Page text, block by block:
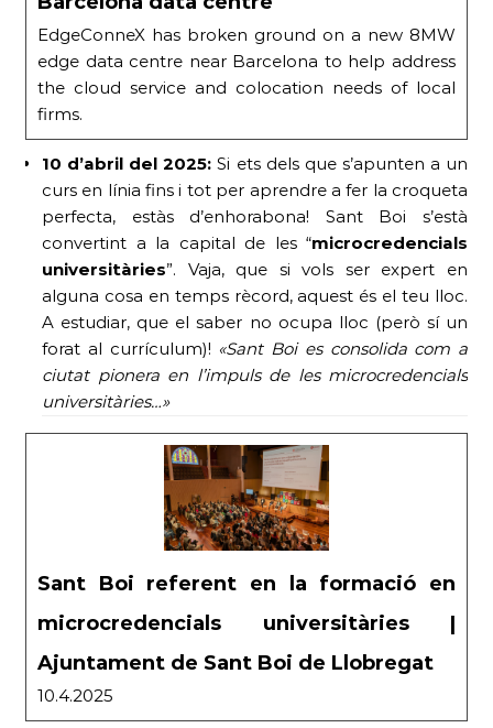
EdgeConneX has broken ground on a new 8MW
edge data centre near Barcelona to help address
the cloud service and colocation needs of local
firms.
10 d’abril del 2025: Si ets dels que s’apunten a un
curs en línia fins i tot per aprendre a fer la croqueta
perfecta, estàs d’enhorabona! Sant Boi s’està
convertint a la capital de les “microcredencials
universitàries”. Vaja, que si vols ser expert en
alguna cosa en temps rècord, aquest és el teu lloc.
A estudiar, que el saber no ocupa lloc (però sí un
forat al currículum)! «Sant Boi es consolida com a
ciutat pionera en l’impuls de les microcredencials
universitàries…»
Sant Boi referent en la formació en
microcredencials universitàries |
Ajuntament de Sant Boi de Llobregat
10.4.2025